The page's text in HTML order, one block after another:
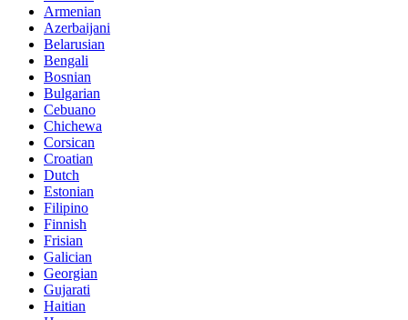
Armenian
Azerbaijani
Belarusian
Bengali
Bosnian
Bulgarian
Cebuano
Chichewa
Corsican
Croatian
Dutch
Estonian
Filipino
Finnish
Frisian
Galician
Georgian
Gujarati
Haitian